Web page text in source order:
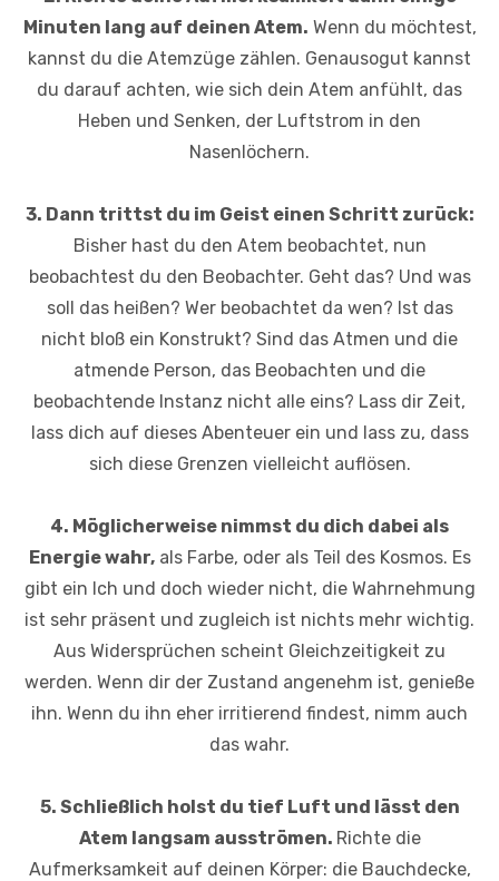
Minuten lang auf deinen Atem. Wenn du möchtest,
kannst du die Atemzüge zählen. Genausogut kannst
du darauf achten, wie sich dein Atem anfühlt, das
Heben und Senken, der Luftstrom in den
Nasenlöchern.
3. Dann trittst du im Geist einen Schritt zurück:
Bisher hast du den Atem beobachtet, nun
beobachtest du den Beobachter. Geht das? Und was
soll das heißen? Wer beobachtet da wen? Ist das
nicht bloß ein Konstrukt? Sind das Atmen und die
atmende Person, das Beobachten und die
beobachtende Instanz nicht alle eins? Lass dir Zeit,
lass dich auf dieses Abenteuer ein und lass zu, dass
sich diese Grenzen vielleicht auflösen.
4. Möglicherweise nimmst du dich dabei als
Energie wahr,als Farbe, oder als Teil des Kosmos. Es
gibt ein Ich und doch wieder nicht, die Wahrnehmung
ist sehr präsent und zugleich ist nichts mehr wichtig.
Aus Widersprüchen scheint Gleichzeitigkeit zu
werden. Wenn dir der Zustand angenehm ist, genieße
ihn. Wenn du ihn eher irritierend findest, nimm auch
das wahr.
5. Schließlich holst du tief Luft und lässt den
Atem langsam ausströmen. Richte die
Aufmerksamkeit auf deinen Körper: die Bauchdecke,